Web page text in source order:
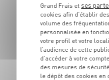
La barquette de
Grand Frais et ses
cookies afin d’établir
volume des
personnalisée en
votre profil et votre
l’audience de cette
d’accéder à votre
des mesures de
le dépôt des cookies en